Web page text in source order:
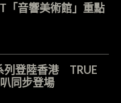
「音響美術館」重點
列登陸香港 TRUE
同步登場